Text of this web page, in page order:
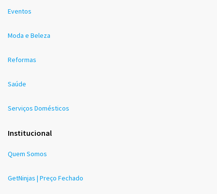
Eventos
Moda e Beleza
Reformas
Saúde
Serviços Domésticos
Institucional
Quem Somos
GetNinjas | Preço Fechado